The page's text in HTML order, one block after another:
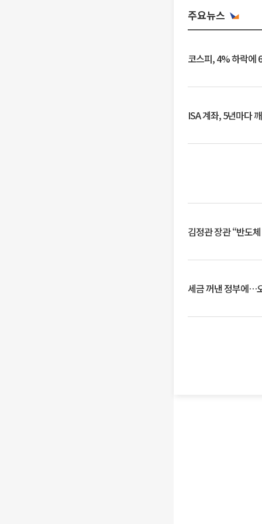
주요뉴스
코스피, 4% 하락에
ISA 계좌, 5년마다
김정관 장관 “반도
세금 꺼낸 정부에…